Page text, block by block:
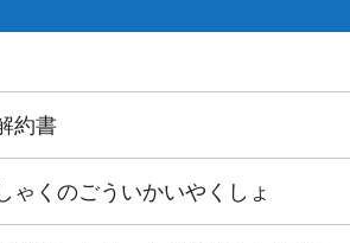
約書
ゃくのごういかいやくしょ